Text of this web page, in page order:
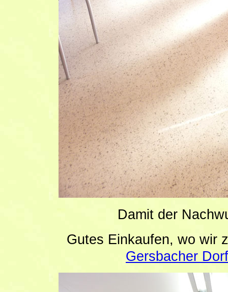
Damit der
Gutes Einkaufen, wo wir
Gersbacher